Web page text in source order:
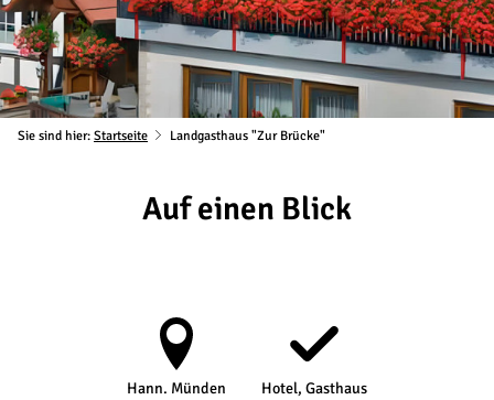
Sie sind hier: Startseite Landgasthaus "Zur Brücke"
Auf einen Blick
Hann. Münden Hotel, Gasthaus